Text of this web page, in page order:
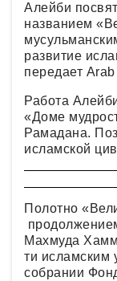
Алейби
названием
развитие
передает
Работа
«Доме
Рамадана.
исламской
Полотно
Махмуда
ти исламским
собрании